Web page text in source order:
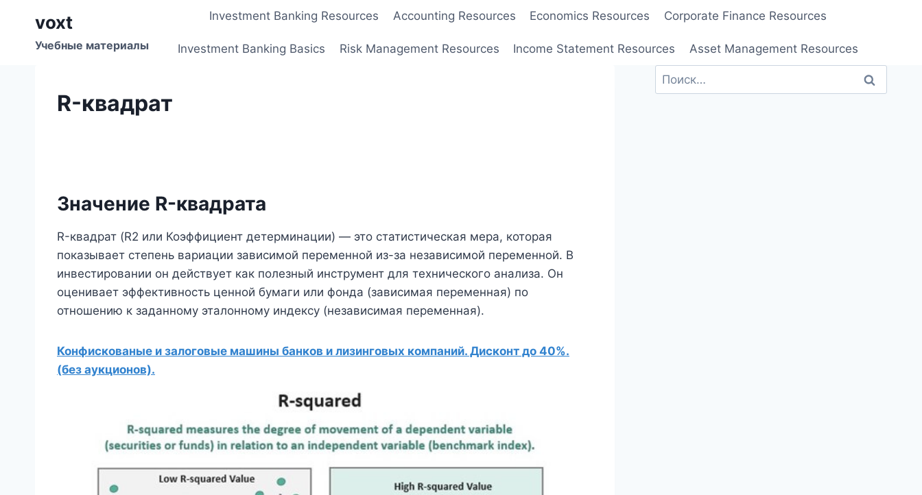
содержимому
voxt
Учебные материалы
Investment Banking Resources Accounting Resources Economics Resources Corporate Finance Resources
Investment Banking Basics Risk Management Resources Income Statement Resources Asset Management Resources
R-квадрат
Значение R-квадрата
R-квадрат (R2 или Коэффициент детерминации) — это статистическая мера, которая
показывает степень вариации зависимой переменной из-за независимой переменной. В
инвестировании он действует как полезный инструмент для технического анализа. Он
оценивает эффективность ценной бумаги или фонда (зависимая переменная) по
отношению к заданному эталонному индексу (независимая переменная).
Конфискованые и залоговые машины банков и лизинговых компаний. Дисконт до 40%.
(без аукционов).
Найти: